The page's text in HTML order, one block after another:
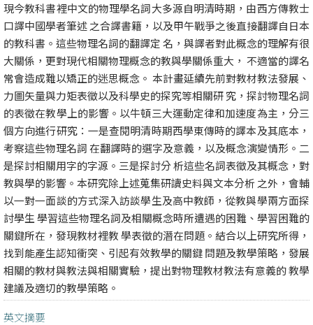
現今教科書裡中文的物理學名詞大多源自明清時期，由西方傳教士
口譯中國學者筆述 之合譯書籍，以及甲午戰爭之後直接翻譯自日本
的教科書。這些物理名詞的翻譯定 名，與譯者對此概念的理解有很
大關係，更對現代相關物理概念的教與學關係重大， 不適當的譯名
常會造成難以矯正的迷思概念。 本計畫延續先前對教材教法發展、
力圖矢量與力矩表徵以及科學史的探究等相關研 究，探討物理名詞
的表徵在教學上的影響。以牛頓三大運動定律和加速度為主，分三
個方向進行研究：一是查閱明清時期西學東傳時的譯本及其底本，
考察這些物理名詞 在翻譯時的選字及意義，以及概念演變情形。二
是探討相關用字的字源。三是探討分 析這些名詞表徵及其概念，對
教與學的影響。本研究除上述蒐集研讀史料與文本分析 之外，會輔
以一對一面談的方式深入訪談學生及高中教師，從教與學兩方面探
討學生 學習這些物理名詞及相關概念時所遭遇的困難、學習困難的
關鍵所在，發現教材裡教 學表徵的潛在問題。結合以上研究所得，
找到能產生認知衝突、引起有效教學的關鍵 問題及教學策略，發展
相關的教材與教法與相關實驗，提出對物理教材教法有意義的 教學
建議及適切的教學策略。
英文摘要